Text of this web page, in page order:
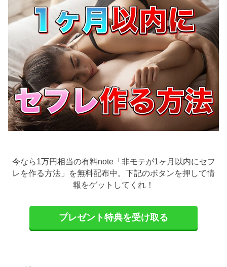
今なら1万円相当の有料note「非モテが1ヶ月以内にセフ
レを作る方法」を無料配布中。下記のボタンを押して情
報をゲットしてくれ！
プレゼント特典を受け取る